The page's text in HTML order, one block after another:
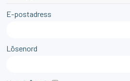
E-postadress
Lösenord